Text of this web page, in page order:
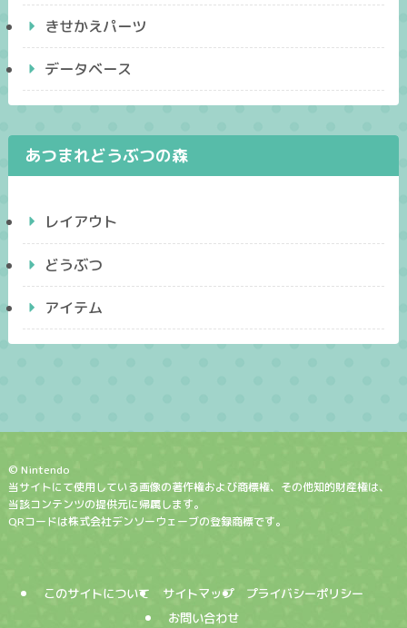
きせかえパーツ
データベース
あつまれどうぶつの森
レイアウト
どうぶつ
アイテム
© Nintendo
当サイトにて使用している画像の著作権および商標権、その他知的財産権は、
当該コンテンツの提供元に帰属します。
QRコードは株式会社デンソーウェーブの登録商標です。
このサイトについて サイトマップ
プライバシーポリシー
お問い合わせ